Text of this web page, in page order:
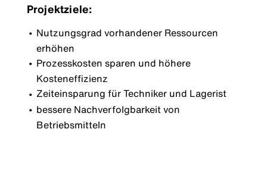
Projektziele:
Nutzungsgrad vorhandener Ressourcen
erhöhen
Prozesskosten sparen und höhere
Kosteneffizienz
Zeiteinsparung für Techniker und Lagerist
bessere Nachverfolgbarkeit von
Betriebsmitteln